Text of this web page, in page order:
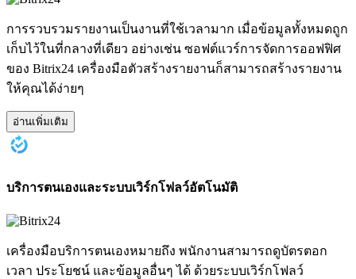
การรวบรวมรายงานเป็นงานที่ใช้เวลามาก เมื่อข้อมูลทั้งหมดถูก
เก็บไว้ในที่กลางที่เดียว อย่างเช่น ซอฟต์แวร์การจัดการออฟฟิศ
ของ Bitrix24 เครื่องมือตัวสร้างรายงานก็สามารถสร้างรายงาน
ให้คุณได้ง่ายๆ
อ่านเพิ่มเติม
บริการตนเองและระบบเวิร์กโฟลว์อัตโนมัติ
เครื่องมือบริการตนเองหมายถึง พนักงานสามารถดูบัตรตอก
เวลา ประโยชน์ และข้อมูลอื่นๆ ได้ ด้วยระบบเวิร์กโฟลว์